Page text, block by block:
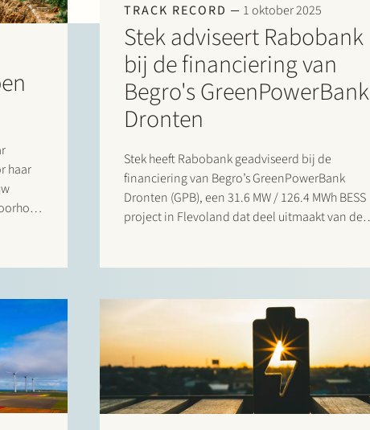
haar
samen
B.V.
TRACK RECORD 1 oktober 2025
Stek adviseert Rabobank
bij de financiering van
Begro's GreenPowerBank
Dronten
Stek heeft Rabobank geadviseerd bij de
financiering van Begro’s GreenPowerBank
Dronten (GPB), een 31.6 MW / 126.4 MWh BESS
project in Flevoland dat deel uitmaakt van de